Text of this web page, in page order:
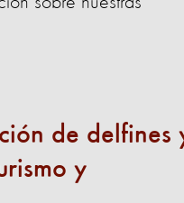
de delfines
y